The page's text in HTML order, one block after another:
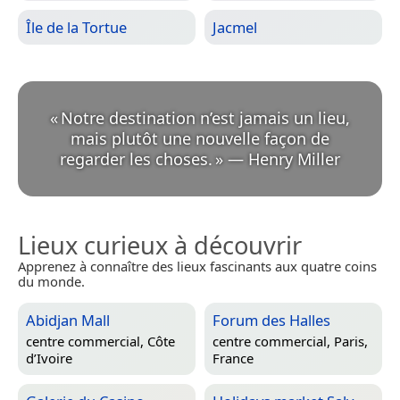
Île de la Tortue Jacmel
«Notre destination n’est jamais un lieu,
mais plutôt une nouvelle façon de
regarder les choses. » — Henry Miller
Lieux curieux à découvrir
Apprenez à connaître des lieux fascinants aux quatre coins
du monde.
Abidjan Mall
centre commercial, Côte
d’Ivoire
Forum des Halles
centre commercial, Paris,
France